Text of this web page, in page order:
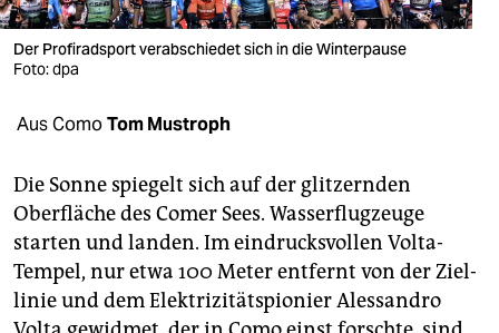
verlag
verlag
veranstaltungen
fragen & hilfe
unterstützen
abo
Der Profiradsport verabschiedet sich in die Winterpause
Foto: dpa
Aus ComoTom Mustroph
Die Sonne spiegelt sich auf der glitzernden
Oberfläche des Comer Sees. Wasserflugzeuge
starten und landen. Im eindrucksvollen Volta-
Tempel, nur etwa 100 Meter entfernt von der Ziel­
linie und dem Elektrizitätspionier Alessandro